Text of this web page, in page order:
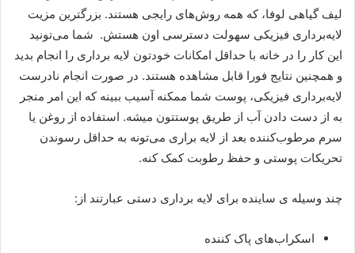
لیف گیاهی لوفا، که همه روش‌های رایجی هستند. بزرگترین مزیت
لایه‌برداری فیزیکی سهولت دسترسی اون هستش. شما می‌تونید
این کار را در خانه با حداقل امکانات خودتون لایه برداری را انجام بدید
و همچنین نتایج فورا قابل مشاهده هستند. در صورت انجام نادرست
لایه‌برداری فیزیکی، پوست شما ممکنه آسیب ببینه که این امر منجر
به از دست دادن آب از طریق پوستتون میشه. استفاده از روغن یا
سرم مرطوب‌کننده بعد از لایه براری می‌تونه به حداقل رسوندن
تحریکات پوستی و حفظ رطوبت کمک کنه.
چند وسیله ی ساینده برای لایه برداری دستی عبارتند از:
اسکراب‌های پاک کننده